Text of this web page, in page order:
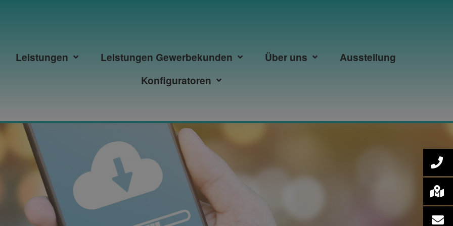
Leistungen Leistungen Gewerbekunden Über uns
Ausstellung
Konfiguratoren